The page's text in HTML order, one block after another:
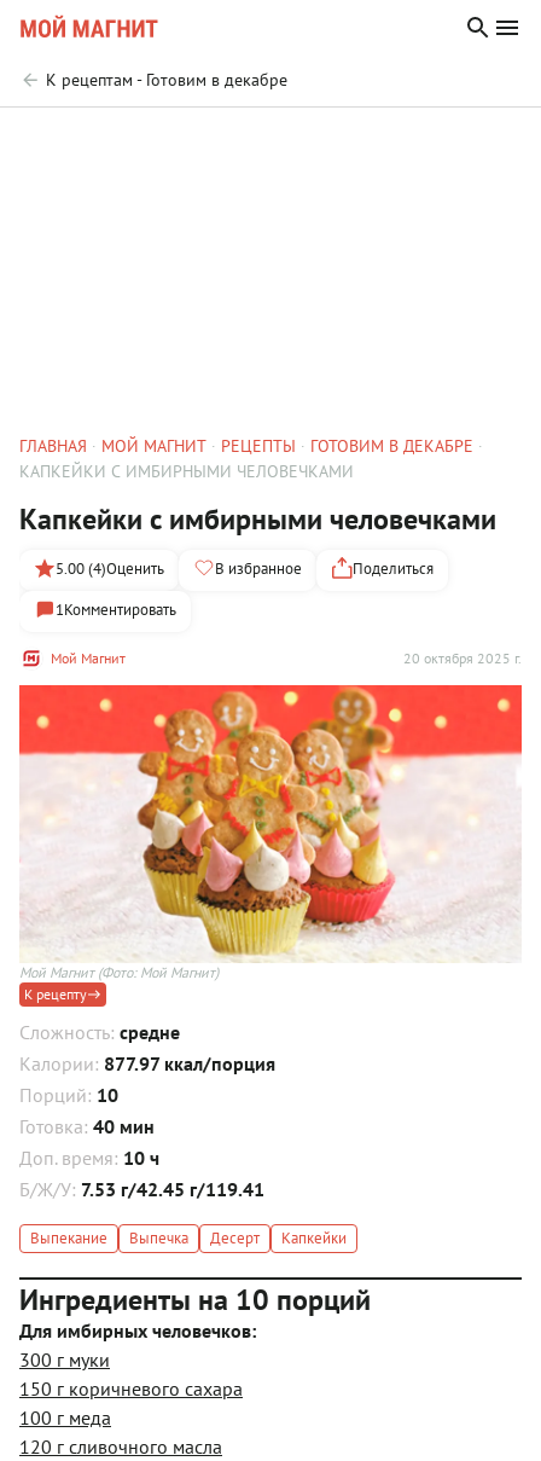
К рецептам - Готовим в декабре
ГЛАВНАЯ МОЙ МАГНИТ РЕЦЕПТЫ
ГОТОВИМ В ДЕКАБРЕ
КАПКЕЙКИ С ИМБИРНЫМИ ЧЕЛОВЕЧКАМИ
Капкейки с имбирными человечками
Мой Магнит 20 октября 2025 г.
5.00 (4)Оценить В избранное
Поделиться
1Комментировать
Мой Магнит(Фото: Мой Магнит)
К рецепту
Сложность: средне
Калории: 877.97 ккал/порция
Порций: 10
Готовка: 40 мин
Доп. время: 10 ч
Б/Ж/У: 7.53 г/42.45 г/119.41
Выпекание Выпечка Десерт Капкейки
Ингредиенты на 10 порций
Для имбирных человечков:
300 г муки
150 г коричневого сахара
100 г меда
120 г сливочного масла